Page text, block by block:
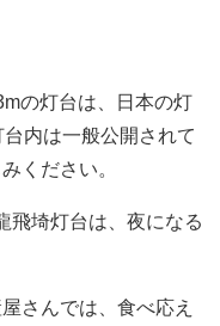
の灯台は、日本の灯
内は一般公開されて
ください。
飛埼灯台は、夜になる
さんでは、食べ応え